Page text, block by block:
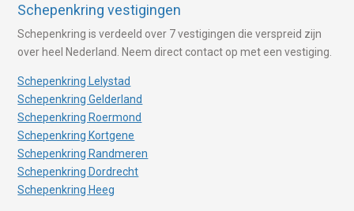
Schepenkring vestigingen
Schepenkring is verdeeld over 7 vestigingen die verspreid zijn
over heel Nederland. Neem direct contact op met een vestiging.
Schepenkring Lelystad
Schepenkring Gelderland
Schepenkring Roermond
Schepenkring Kortgene
Schepenkring Randmeren
Schepenkring Dordrecht
Schepenkring Heeg